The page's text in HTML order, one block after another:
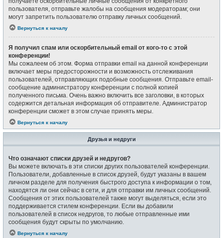
пользователя, отправьте жалобы на сообщения модераторам; они
могут запретить пользователю отправку личных сообщений.
Вернуться к началу
Я получил спам или оскорбительный email от кого-то с этой
конференции!
Мы сожалеем об этом. Форма отправки email на данной конференции
включает меры предосторожности и возможность отслеживания
пользователей, отправляющих подобные сообщения. Отправьте email-
сообщение администратору конференции с полной копией
полученного письма. Очень важно включить все заголовки, в которых
содержится детальная информация об отправителе. Администратор
конференции сможет в этом случае принять меры.
Вернуться к началу
Друзья и недруги
Что означают списки друзей и недругов?
Вы можете включать в эти списки других пользователей конференции.
Пользователи, добавленные в список друзей, будут указаны в вашем
личном разделе для получения быстрого доступа к информации о том,
находятся ли они сейчас в сети, и для отправки им личных сообщений.
Сообщения от этих пользователей также могут выделяться, если это
поддерживается стилем конференции. Если вы добавили
пользователей в список недругов, то любые отправленные ими
сообщения будут скрыты по умолчанию.
Вернуться к началу